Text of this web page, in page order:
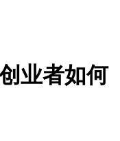
业者如何